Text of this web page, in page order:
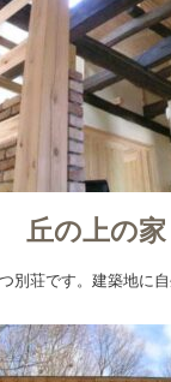
丘の上の家
別荘です。建築地に